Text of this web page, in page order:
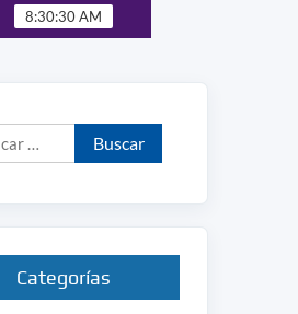
8:30:32 AM
Buscar:
Categorías